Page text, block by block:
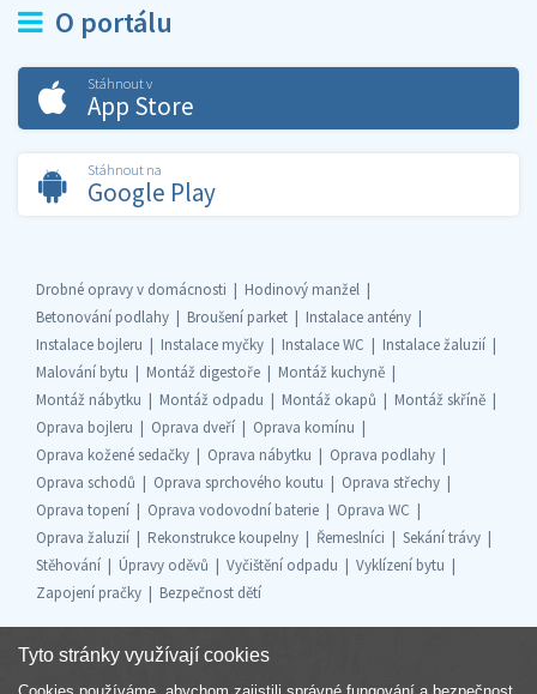
O portálu
Stáhnout v
App Store
Stáhnout na
Google Play
Drobné opravy v domácnosti
Hodinový manžel
Betonování podlahy
Broušení parket
Instalace antény
Instalace bojleru
Instalace myčky Instalace WC
Instalace žaluzií
Malování bytu
Montáž digestoře
Montáž kuchyně
Montáž nábytku
Montáž odpadu Montáž okapů
Montáž skříně
Oprava bojleru
Oprava dveří
Oprava komínu
Oprava kožené sedačky
Oprava nábytku
Oprava podlahy
Oprava schodů
Oprava sprchového koutu
Oprava střechy
Oprava topení
Oprava vodovodní baterie
Oprava WC
Oprava žaluzií
Rekonstrukce koupelny Řemeslníci
Sekání trávy
Stěhování
Úpravy oděvů Vyčištění odpadu
Vyklízení bytu
Zapojení pračky
Bezpečnost dětí
Tyto stránky využívají cookies